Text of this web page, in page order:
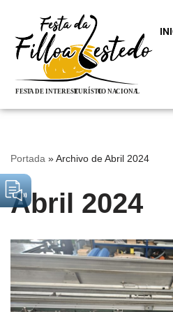
Saltar
ao
contido
Portada »Archivo de Abril 2024
Abril 2024